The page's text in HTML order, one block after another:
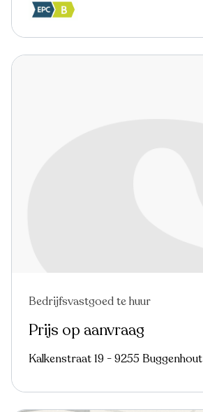
Bedrijfsvastgoed te huur
Prijs op aanvraag
Kalkenstraat 19 - 9255 Buggenhout